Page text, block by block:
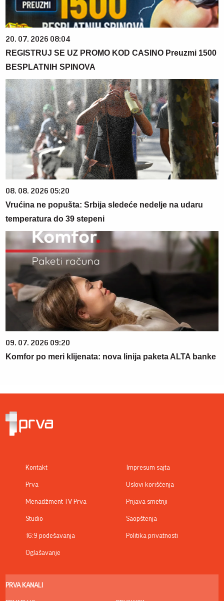
20. 07. 2026 08:04
REGISTRUJ SE UZ PROMO KOD CASINO Preuzmi 1500
BESPLATNIH SPINOVA
08. 08. 2026 05:20
Vrućina ne popušta: Srbija sledeće nedelje na udaru
temperatura do 39 stepeni
09. 07. 2026 09:20
Komfor po meri klijenata: nova linija paketa ALTA banke
Kontakt
Prva
Menadžment TV Prva
Studio
16:9 podešavanja
Oglašavanje
Impresum sajta
Uslovi korišćenja
Prijava smetnji
Saopštenja
Politika privatnosti
PRVA KANALI